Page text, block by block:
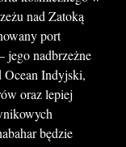
nad Zatoką
port
jego nadbrzeżne
Ocean Indyjski,
oraz lepiej
będzie